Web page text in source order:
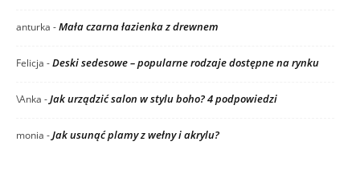
anturka -Mała czarna łazienka z drewnem
Felicja -Deski sedesowe – popularne rodzaje dostępne na rynku
\Anka -Jak urządzić salon w stylu boho? 4 podpowiedzi
monia -Jak usunąć plamy z wełny i akrylu?